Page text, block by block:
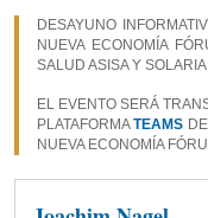
DESAYUNO
NUEVA ECONOMÍA
SALUD ASISA Y
EL EVENTO SERÁ
PLATAFORMATEAMS
NUEVA ECONOMÍA